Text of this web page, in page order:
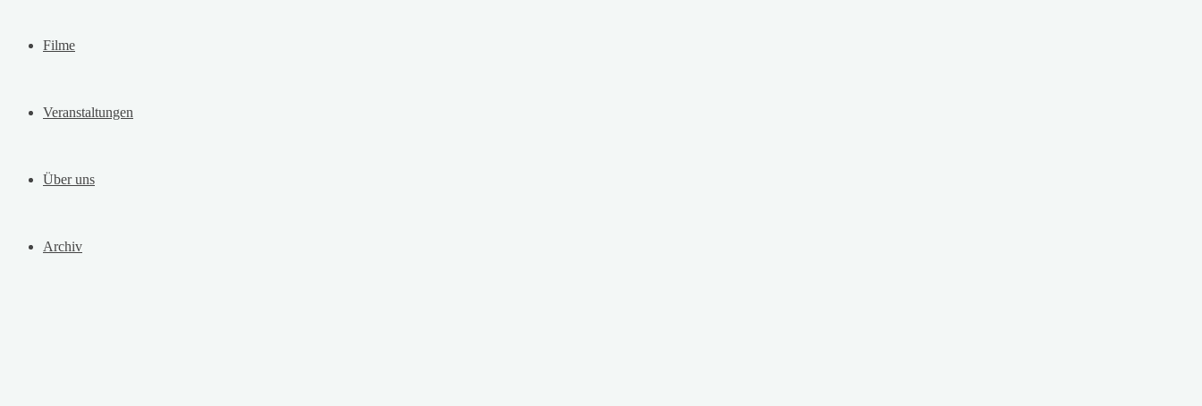
Filme
Veranstaltungen
Über uns
Archiv